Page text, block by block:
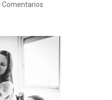
Comentarios